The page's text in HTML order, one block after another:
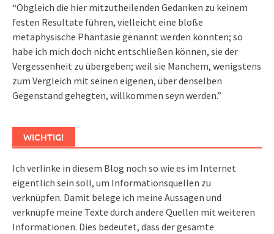
“Obgleich die hier mitzutheilenden Gedanken zu keinem
festen Resultate führen, vielleicht eine bloße
metaphysische Phantasie genannt werden könnten; so
habe ich mich doch nicht entschließen können, sie der
Vergessenheit zu übergeben; weil sie Manchem, wenigstens
zum Vergleich mit seinen eigenen, über denselben
Gegenstand gehegten, willkommen seyn werden.”
WICHTIG!
Ich verlinke in diesem Blog noch so wie es im Internet
eigentlich sein soll, um Informationsquellen zu
verknüpfen. Damit belege ich meine Aussagen und
verknüpfe meine Texte durch andere Quellen mit weiteren
Informationen. Dies bedeutet, dass der gesamte